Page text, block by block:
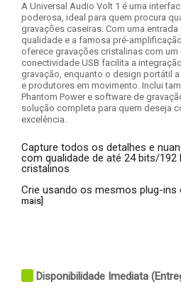
A Universal Audio Volt 1 é uma
poderosa, ideal para quem procura
gravações caseiras. Com uma
qualidade e a famosa pré-
oferece gravações cristalinas com
conectividade USB facilita a
gravação, enquanto o design portátil
e produtores em movimento. Inclui
Phantom Power e software de
solução completa para quem deseja
excelência.
Capture todos os detalhes e
com qualidade de até 24 bits/192
cristalinos
Crie usando os mesmos plug-ins
mais]
Disponibilidade Imediata